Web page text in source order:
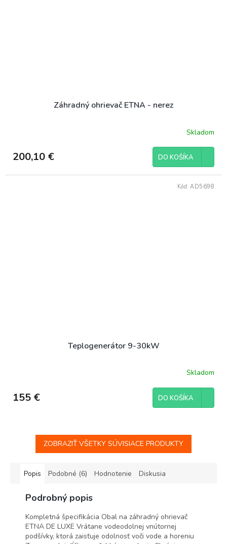
Záhradný ohrievač ETNA - nerez
Skladom
200,10 € DO KOŠÍKA
Teplogenerátor 9-30kW
Skladom
155 € DO KOŠÍKA
Kód: AD5698
ZOBRAZIŤ VŠETKY SÚVISIACE PRODUKTY
Popis Podobné (6) Hodnotenie Diskusia
Podrobný popis
Kompletná špecifikácia Obal na záhradný ohrievač
ETNA DE LUXE Vrátane vodeodolnej vnútornej
podšívky, ktorá zaisťuje odolnosť voči vode a horeniu